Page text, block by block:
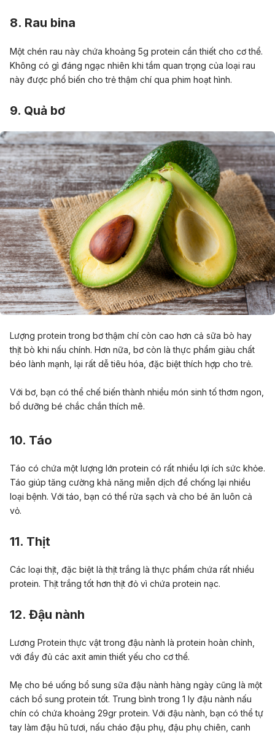
8. Rau bina
Một chén rau này chứa khoảng 5g protein cần thiết cho cơ thể.
Không có gì đáng ngạc nhiên khi tầm quan trọng của loại rau
này được phổ biến cho trẻ thậm chí qua phim hoạt hình.
9. Quả bơ
Lượng protein trong bơ thậm chí còn cao hơn cả sữa bò hay
thịt bò khi nấu chính. Hơn nữa, bơ còn là thực phẩm giàu chất
béo lành mạnh, lại rất dễ tiêu hóa, đặc biệt thích hợp cho trẻ.
Với bơ, bạn có thể chế biến thành nhiều món sinh tố thơm ngon,
bổ dưỡng bé chắc chắn thích mê.
10. Táo
Táo có chứa một lượng lớn protein có rất nhiều lợi ích sức khỏe.
Táo giúp tăng cường khả năng miễn dịch để chống lại nhiều
loại bệnh. Với táo, bạn có thể rửa sạch và cho bé ăn luôn cả
vỏ.
11. Thịt
Các loại thịt, đặc biệt là thịt trắng là thực phẩm chứa rất nhiều
protein. Thịt trắng tốt hơn thịt đỏ vì chứa protein nạc.
12. Đậu nành
Lương Protein thực vật trong đậu nành là protein hoàn chỉnh,
với đầy đủ các axit amin thiết yếu cho cơ thể.
Mẹ cho bé uống bổ sung sữa đậu nành hàng ngày cũng là một
cách bổ sung protein tốt. Trung bình trong 1 ly đậu nành nấu
chín có chứa khoảng 29gr protein. Với đậu nành, bạn có thể tự
tay làm đậu hũ tươi, nấu cháo đậu phụ, đậu phụ chiên, canh